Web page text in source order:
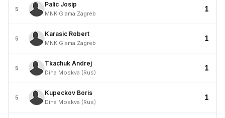
5
Palic Josip
MNK Glama Zagreb
1
5
Karasic Robert
MNK Glama Zagreb
1
5
Tkachuk Andrej
Dina Moskva (Rus)
1
5
Kupeckov Boris
Dina Moskva (Rus)
1